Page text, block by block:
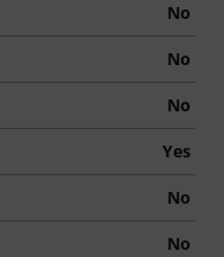
No
No
No
Yes
No
No